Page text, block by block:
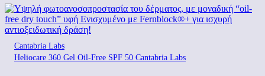
Cantabria Labs
Heliocare 360 Gel Oil-Free SPF 50 Cantabria Labs